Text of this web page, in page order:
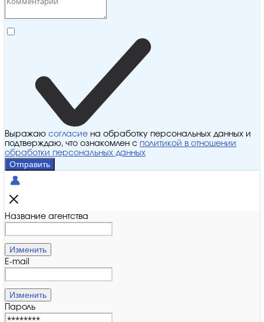
Выражаю согласие на обработку персональных данных и
подтверждаю, что ознакомлен с политикой в отношении
обработки персональных данных
Отправить
Название агентства
Изменить
E-mail
Изменить
Пароль